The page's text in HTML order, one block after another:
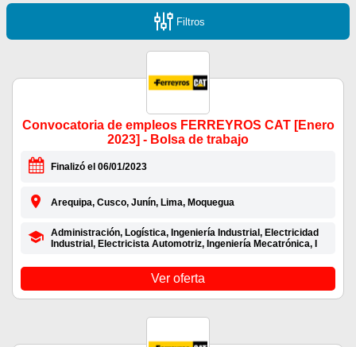
Filtros
Convocatoria de empleos FERREYROS CAT [Enero
2023] - Bolsa de trabajo
Finalizó el 06/01/2023
Arequipa, Cusco, Junín, Lima, Moquegua
Administración, Logística, Ingeniería Industrial, Electricidad
Industrial, Electricista Automotriz, Ingeniería Mecatrónica, I
Ver oferta